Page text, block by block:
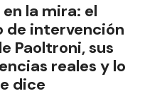
la mira: el
de intervención
Paoltroni, sus
reales y lo
dice